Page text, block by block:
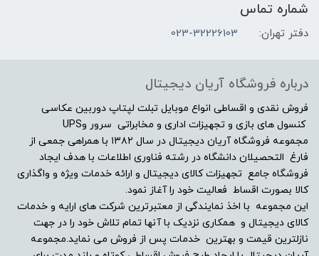
شماره تماس
دفتر تهران: 023-32226103
درباره فروشگاه آریان دیجیتال
فروش نقدی و اقساطی انواع موبایل تبلت لپتاپ دوربین عکاسی
کنسول های بازی و تجهیزات اداری و مخابراتی سرور وUPS
مجموعه فروشگاه آریان دیجیتال در سال ۱۳۸۲ با همراهی جمعی از
فارغ التحصیلان دانشگاه در رشته فناوری اطلاعات با هدف ایجاد
فروشگاه جامع تجهیزات کالای دیجیتال و ارائه خدمات ویژه و واگذاری
کالا بصورت اقساط فعالیت خود را آغاز نمود.
این مجموعه با اخذ نمایندگی از معتبرترین شرکت های ارایه و خدمات
کالای دیجیتال و همکاری نزدیک با آنها تمام تلاش خود را در جهت
نازلترین قیمت و بهترین خدمات پس از فروش می نماید.مجموعه